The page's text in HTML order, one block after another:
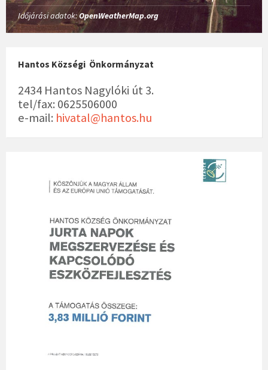
g
á
c
Időjárási adatok:OpenWeatherMap.org
Hantos Községi Önkormányzat
2434 Hantos Nagylóki út 3.
tel/fax: 0625506000
e-mail: hivatal@hantos.hu